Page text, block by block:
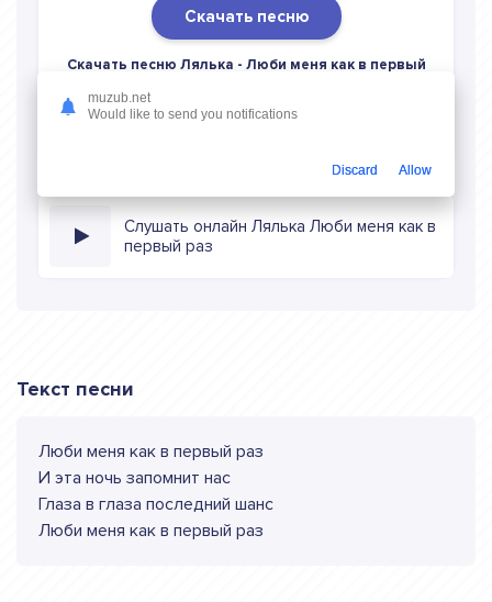
Скачать песню
Скачать песню Лялька - Люби меня как в первый
или слушать музыку в режиме онлайн
Слушать онлайн Лялька Люби меня как в
первый раз
Текст песни
Люби меня как в первый раз
И эта ночь запомнит нас
Глаза в глаза последний шанс
Люби меня как в первый раз
muzub.net
Would like to send you notifications
Discard Allow